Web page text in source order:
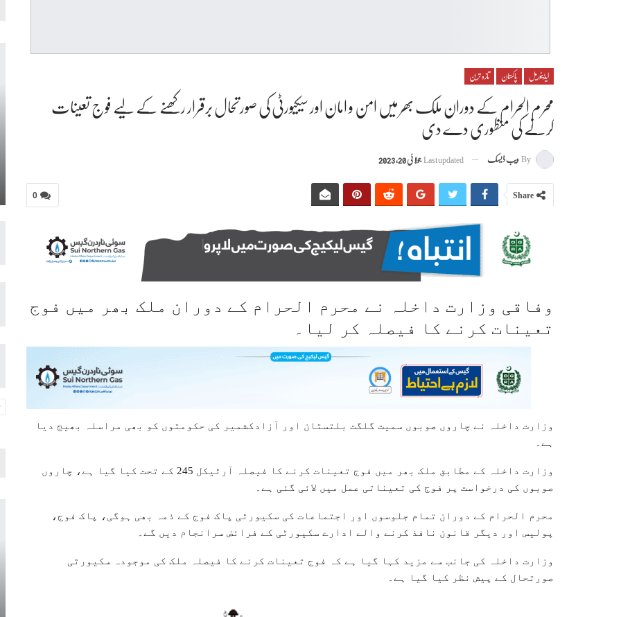
ایڈیٹوریل پاکستان تازہ ترین
محرم الحرام کے دوران ملک بھر میں امن و امان اور سیکیورٹی کی صورتحال برقرار رکھنے کے لیے فوج تعینات
کرنے کی منظوری دے دی
By ویب ڈیسک Last updated جولائی 20, 2023
0 Share
وفاقی وزارت داخلہ نے محرم الحرام کے دوران ملک بھر میں فوج
تعینات کرنے کا فیصلہ کر لیا۔
وزارت داخلہ نے چاروں صوبوں سمیت گلگت بلتستان اور آزادکشمیر کی حکومتوں کو بھی مراسلہ بھیج دیا
ہے۔
وزارت داخلہ کے مطابق ملک بھر میں فوج تعینات کرنے کا فیصلہ آرٹیکل 245 کے تحت کیا گیا ہے، چاروں
صوبوں کی درخواست پر فوج کی تعیناتی عمل میں لائی گئی ہے۔
محرم الحرام کے دوران تمام جلوسوں اور اجتماعات کی سکیورٹی پاک فوج کے ذمہ بھی ہوگی، پاک فوج،
پولیس اور دیگر قانون نافذ کرنے والے ادارے سکیورٹی کے فرائض سرانجام دیں گے۔
وزارت داخلہ کی جانب سے مزید کہا گیا ہے کہ فوج تعینات کرنے کا فیصلہ ملک کی موجودہ سکیورٹی
صورتحال کے پیش نظر کیا گیا ہے۔